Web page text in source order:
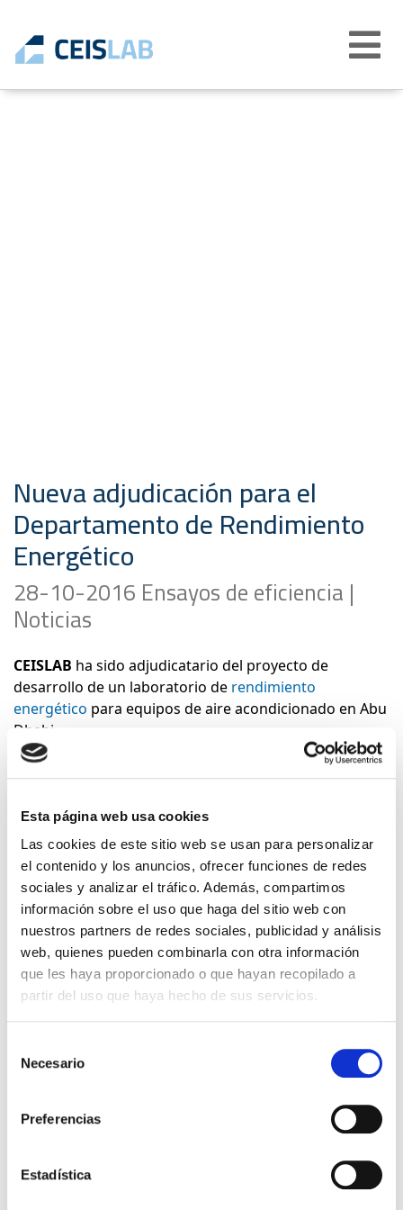
Esta página web usa cookies
Las cookies de este sitio web se usan para personalizar
el contenido y los anuncios, ofrecer funciones de redes
sociales y analizar el tráfico. Además, compartimos
información sobre el uso que haga del sitio web con
nuestros partners de redes sociales, publicidad y análisis
web, quienes pueden combinarla con otra información
que les haya proporcionado o que hayan recopilado a
partir del uso que haya hecho de sus servicios.
Necesario
Preferencias
Estadística
Abrir
menú
Nueva adjudicación para el
Departamento de Rendimiento
Energético
28-10-2016 Ensayos de eficiencia |
Noticias
CEISLAB ha sido adjudicatario del proyecto de
desarrollo de un laboratorio de rendimiento
energético para equipos de aire acondicionado en Abu
Dhabi.
Abu Dhabi Quality and Conformity Council (QCC)es la
suministro de productos y servicios de calidad en línea
instalaciones, QCC presta apoyo en términos de
calidad, conformidad, conocimiento y recursos a otras
organizaciones gubernamentales. Todo ello con el
objeto de promover una cultura de consumo de
calidad.
CEISLABdará soporte a QCC en el análisis del estado
actual de las normas y reglamentaciones para equipos
Árabes Unidos, Arabia Saudí, Kuwait y Qatar.
definirá las
especificaciones técnicas de construcción de las
instalaciones de ensayo. Con un claro enfoque coste-
servicio de las necesidades del mercado en Oriente